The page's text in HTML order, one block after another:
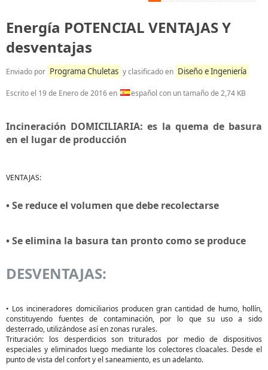
Energía POTENCIAL VENTAJAS Y
desventajas
Enviado por Programa Chuletas y clasificado en Diseño e Ingeniería
Escrito el 19 de Enero de 2016en español con un tamaño de 2,74 KB
Incineración DOMICILIARIA: es la quema de basura
en el lugar de producción
VENTAJAS:
• Se reduce el volumen que debe recolectarse
• Se elimina la basura tan pronto como se produce
DESVENTAJAS:
• Los incineradores domiciliarios producen gran cantidad de humo, hollín,
constituyendo fuentes de contaminación, por lo que su uso a sido
desterrado, utilizándose así en zonas rurales.
Trituración: los desperdicios son triturados por medio de dispositivos
especiales y eliminados luego mediante los colectores cloacales. Desde el
punto de vista del confort y el saneamiento, es un adelanto.